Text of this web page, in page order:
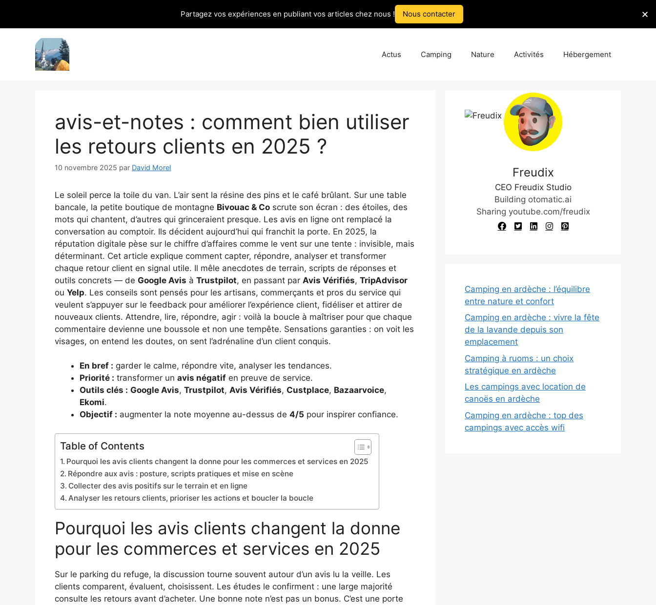
Actus Camping Nature Activités Hébergement
avis-et-notes : comment bien utiliser
les retours clients en 2025 ?
10 novembre 2025 par David Morel
Le soleil perce la toile du van. L’air sent la résine des pins et le café brûlant. Sur une table
bancale, la petite boutique de montagne Bivouac & Co scrute son écran : des étoiles, des
mots qui chantent, d’autres qui grinceraient presque. Les avis en ligne ont remplacé la
conversation au comptoir. Ils décident aujourd’hui qui franchit la porte. En 2025, la
réputation digitale pèse sur le chiffre d’affaires comme le vent sur une tente : invisible, mais
déterminant. Cet article explique comment capter, répondre, analyser et transformer
chaque retour client en signal utile. Il mêle anecdotes de terrain, scripts de réponses et
outils concrets — de Google Avis à Trustpilot, en passant par Avis Vérifiés, TripAdvisor
ou Yelp. Les conseils sont pensés pour les artisans, commerçants et pros du service qui
veulent s’appuyer sur le feedback pour améliorer l’expérience client, fidéliser et attirer de
nouveaux clients. Attendre, lire, répondre, agir : voilà la boucle à maîtriser pour que chaque
commentaire devienne une boussole et non une tempête. Sensations garanties : on voit les
visages, on entend les doutes, on sent l’adrénaline d’un client conquis.
En bref : garder le calme, répondre vite, analyser les tendances.
Priorité : transformer un avis négatif en preuve de service.
Outils clés : Google Avis, Trustpilot, Avis Vérifiés, Custplace, Bazaarvoice,
Ekomi.
Objectif : augmenter la note moyenne au-dessus de 4/5 pour inspirer confiance.
Table of Contents
Pourquoi les avis clients changent la donne pour les commerces et services en 2025
Répondre aux avis : posture, scripts pratiques et mise en scène
Collecter des avis positifs sur le terrain et en ligne
Analyser les retours clients, prioriser les actions et boucler la boucle
Pourquoi les avis clients changent la donne
pour les commerces et services en 2025
Sur le parking du refuge, la discussion tourne souvent autour d’un avis lu la veille. Les
clients comparent, évaluent, choisissent. Les études le confirment : une large majorité
consulte les retours avant d’acheter. Une bonne note n’est pas un bonus. C’est une porte
Freudix
CEO Freudix Studio
Building otomatic.ai
Sharing youtube.com/freudix
Camping en ardèche : l’équilibre
entre nature et confort
Camping en ardèche : vivre la fête
de la lavande depuis son
emplacement
Camping à ruoms : un choix
stratégique en ardèche
Les campings avec location de
canoës en ardèche
Camping en ardèche : top des
campings avec accès wifi
Partagez vos expériences en publiant vos articles chez nous ! Nous contacter